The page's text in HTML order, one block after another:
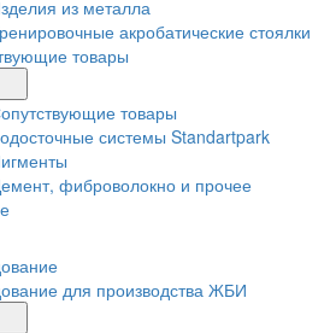
из металла
акробатические стоялки
товары
товары
системы Standartpark
фиброволокно и прочее
для производства ЖБИ